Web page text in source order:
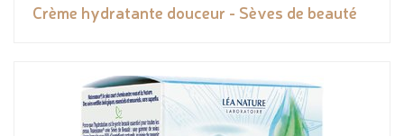
Crème hydratante douceur - Sèves de beauté